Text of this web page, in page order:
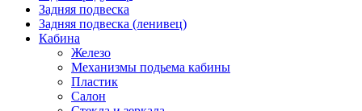
Задняя подвеска
Задняя подвеска (ленивец)
Кабина
Железо
Механизмы подьема кабины
Пластик
Салон